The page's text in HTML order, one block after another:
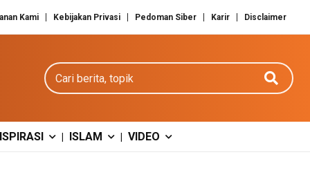
Kami Kebijakan Privasi Pedoman Siber Karir Disclaimer
Cari berita
| ISLAM | VIDEO